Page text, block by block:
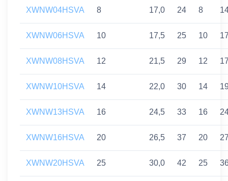
XWNW04HSVA 8 17,0 24 8
XWNW06HSVA 10 17,5 25 10
XWNW08HSVA 12 21,5 29 12
XWNW10HSVA 14 22,0 30 14
XWNW13HSVA 16 24,5 33 16
XWNW16HSVA 20 26,5 37 20
XWNW20HSVA 25 30,0 42 25